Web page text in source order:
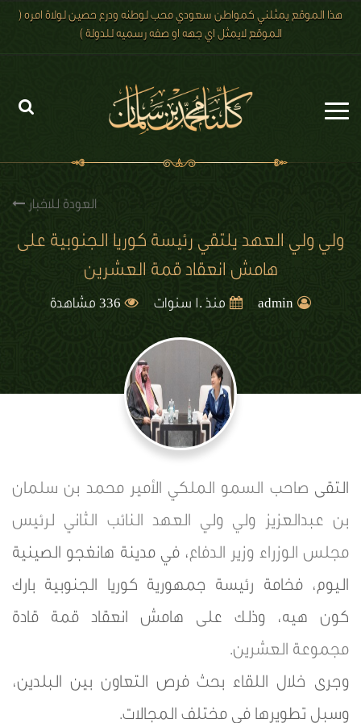
هذا الموقع يمثلني كمواطن سعودي محب لوطنه ودرع حصين لولاة امره (
الموقع لايمثل اي جهه او صفه رسميه للدولة )
رؤية 2030
العودة للاخبار
ولي ولي العهد يلتقي رئيسة كوريا الجنوبية على
هامش انعقاد قمة العشرين
admin منذ 10 سنوات 336 مشاهدة
التقى صاحب السمو الملكي الأمير محمد بن سلمان
بن عبدالعزيز
ولي ولي العهد النائب الثاني لرئيس
مجلس الوزراء وزير الدفاع، في مدينة هانغجو الصينية
اليوم، فخامة رئيسة جمهورية كوريا الجنوبية بارك
كون هيه، وذلك على هامش انعقاد قمة قادة
مجموعة العشرين.
وجرى خلال اللقاء بحث فرص التعاون بين البلدين،
وسبل تطويرها في مختلف المجالات.